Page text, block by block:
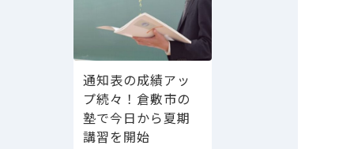
通知表の成績アッ
プ続々！倉敷市の
塾で今日から夏期
講習を開始